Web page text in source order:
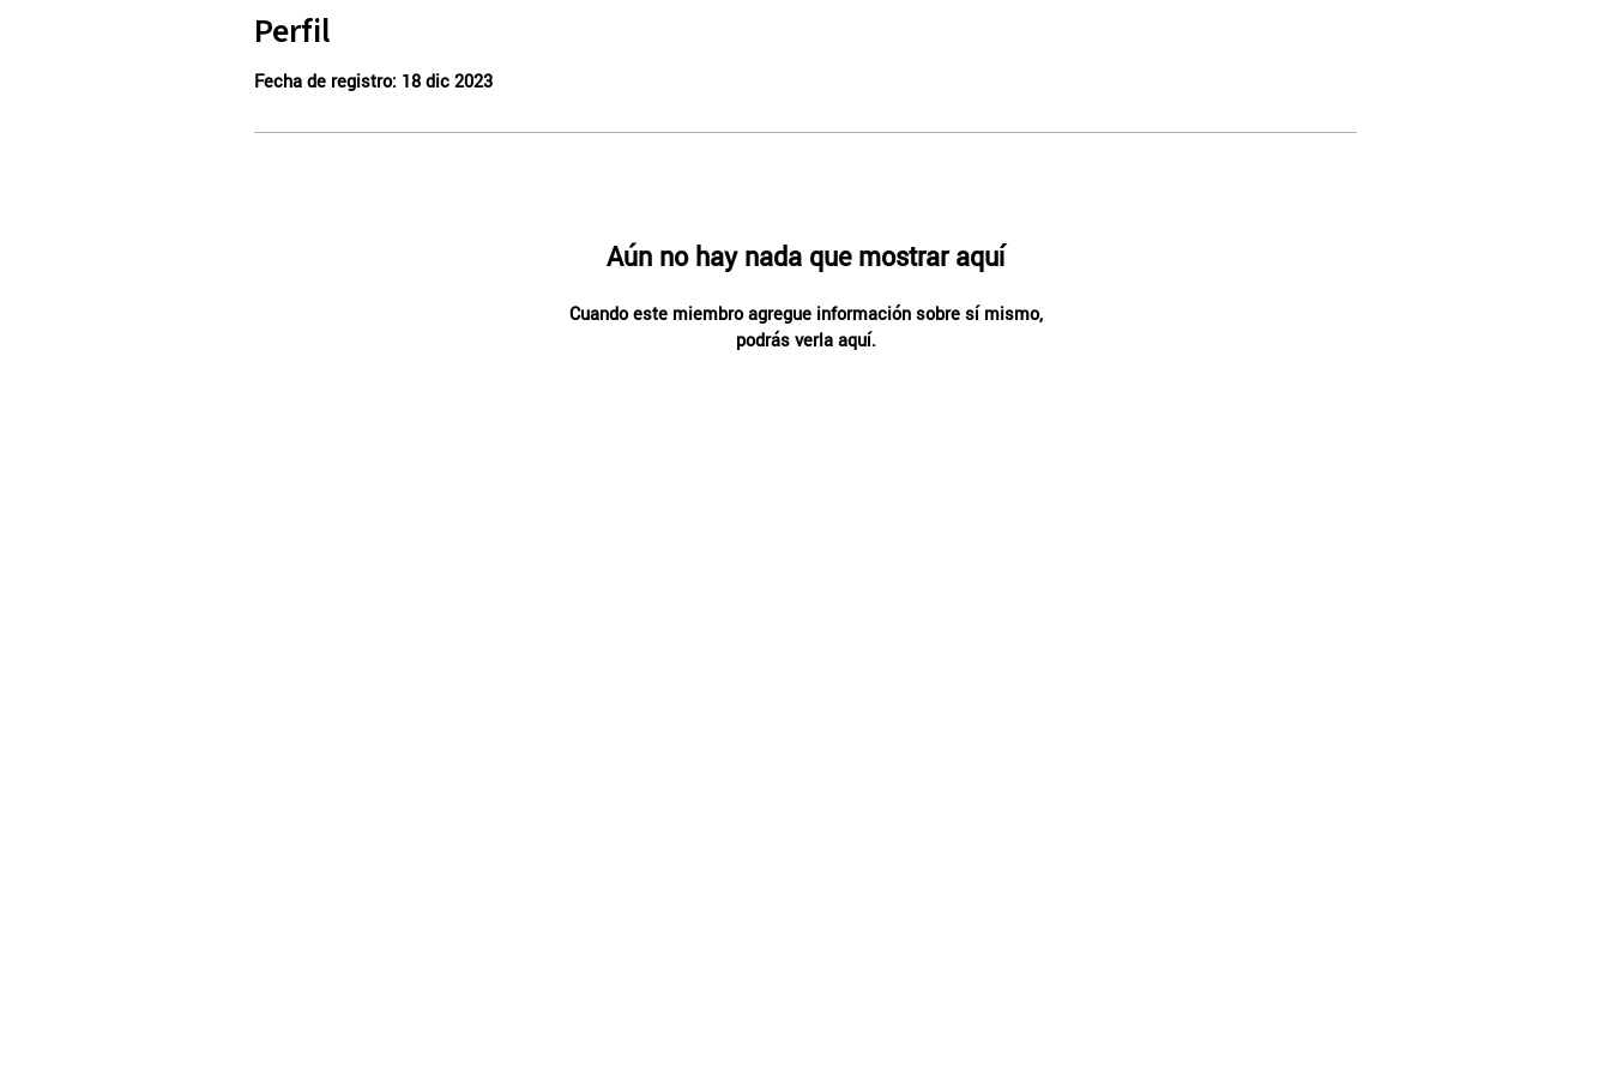
Perfil
Fecha de registro: 18 dic 2023
Aún no hay nada que mostrar aquí
Cuando este miembro agregue información sobre sí mismo,
podrás verla aquí.